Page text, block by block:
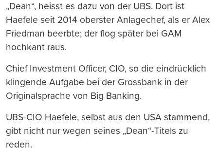
„Dean“, heisst es dazu von der UBS. Dort ist
Haefele seit 2014 oberster Anlagechef, als er Alex
Friedman beerbte; der flog später bei GAM
hochkant raus.
Chief Investment Officer, CIO, so die eindrücklich
klingende Aufgabe bei der Grossbank in der
Originalsprache von Big Banking.
UBS-CIO Haefele, selbst aus den USA stammend,
gibt nicht nur wegen seines „Dean“-Titels zu
reden.